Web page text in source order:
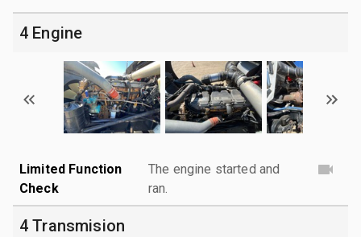
4 Engine
Limited Function
Check
The engine started and
ran.
4 Transmision